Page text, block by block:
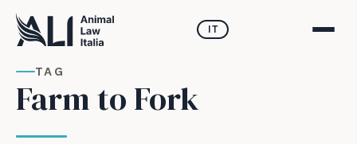
IT
TAG
Farm to Fork